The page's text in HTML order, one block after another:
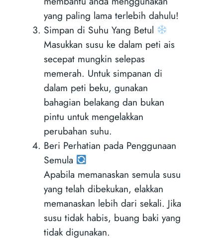
yang paling lama terlebih dahulu!
Simpan di Suhu Yang Betul
Masukkan susu ke dalam peti ais
secepat mungkin selepas
memerah. Untuk simpanan di
dalam peti beku, gunakan
bahagian belakang dan bukan
pintu untuk mengelakkan
perubahan suhu.
Beri Perhatian pada Penggunaan
Semula
Apabila memanaskan semula susu
yang telah dibekukan, elakkan
memanaskan lebih dari sekali. Jika
susu tidak habis, buang baki yang
tidak digunakan.